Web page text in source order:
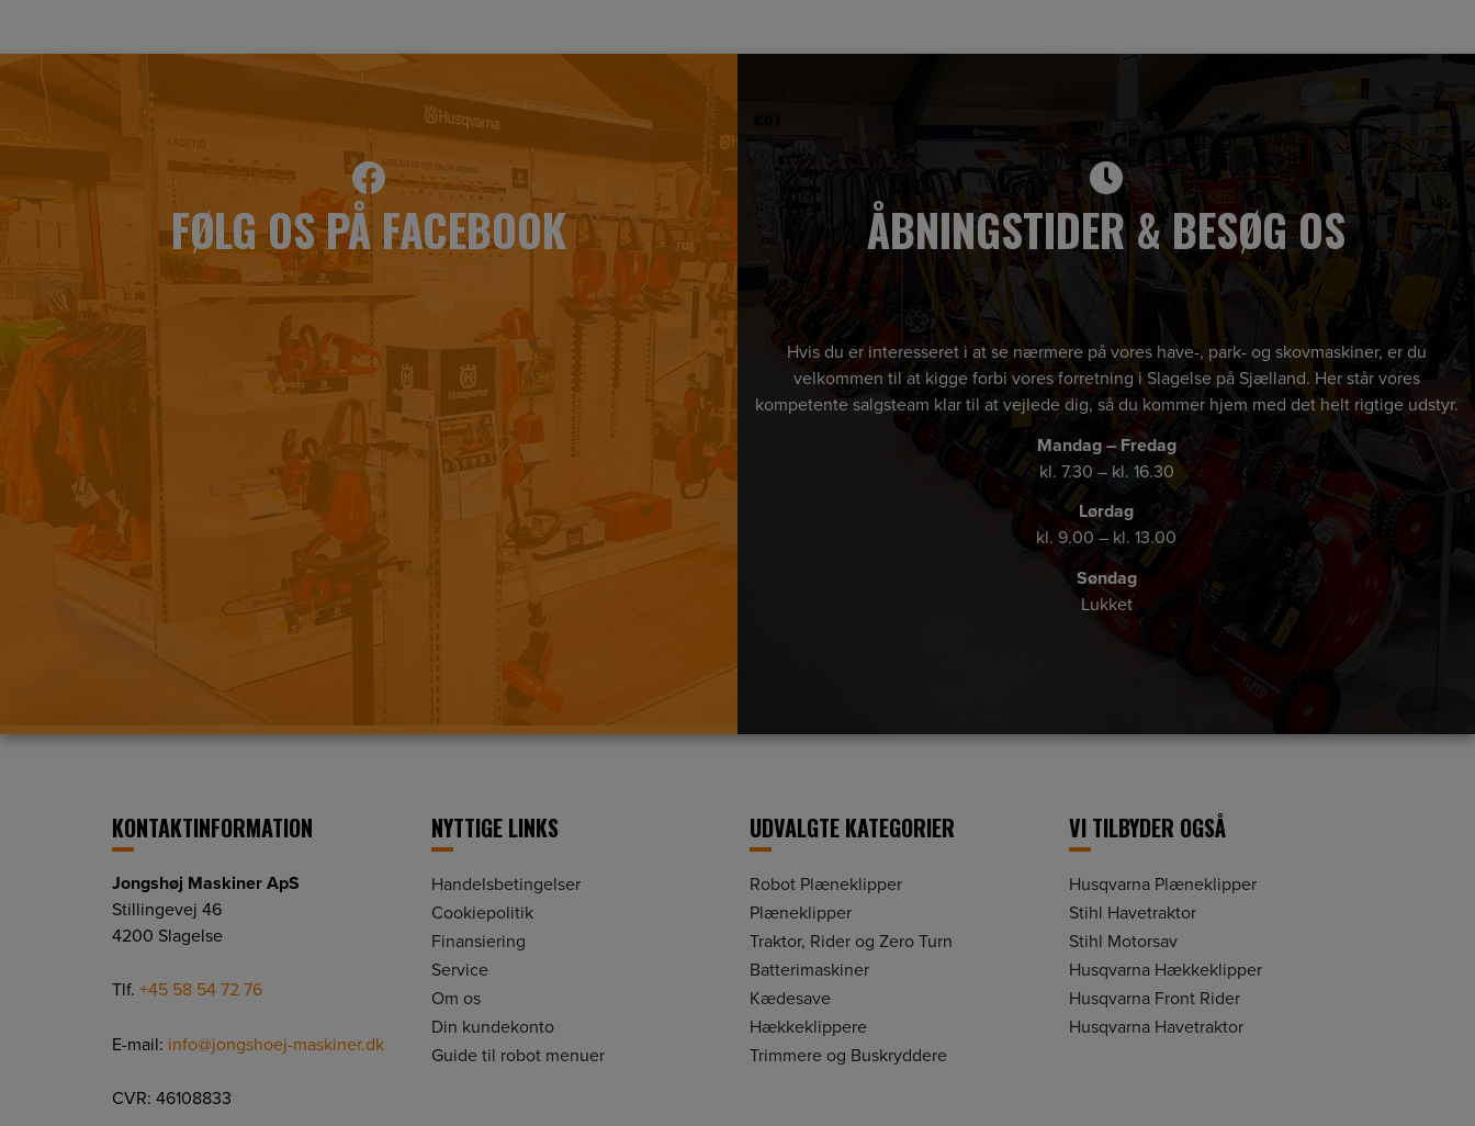
FØLG OS PÅ FACEBOOK ÅBNINGSTIDER & BESØG OS
Hvis du er interesseret i at se nærmere på vores have-, park- og skovmaskiner, er du
velkommen til at kigge forbi vores forretning i Slagelse på Sjælland. Her står vores
kompetente salgsteam klar til at vejlede dig, så du kommer hjem med det helt rigtige udstyr.
Mandag – Fredag
kl. 7.30 – kl. 16.30
Lørdag
kl. 9.00 – kl. 13.00
Søndag
Lukket
KONTAKTINFORMATION
Jongshøj Maskiner ApS
Stillingevej 46
4200 Slagelse
Tlf. +45 58 54 72 76
E-mail: info@jongshoej-maskiner.dk
CVR: 46108833
NYTTIGE LINKS
Handelsbetingelser
Cookiepolitik
Finansiering
Service
Om os
Din kundekonto
Guide til robot menuer
UDVALGTE KATEGORIER
Robot Plæneklipper
Plæneklipper
Traktor, Rider og Zero Turn
Batterimaskiner
Kædesave
Hækkeklippere
Trimmere og Buskryddere
VI TILBYDER OGSÅ
Husqvarna Plæneklipper
Stihl Havetraktor
Stihl Motorsav
Husqvarna Hækkeklipper
Husqvarna Front Rider
Husqvarna Havetraktor